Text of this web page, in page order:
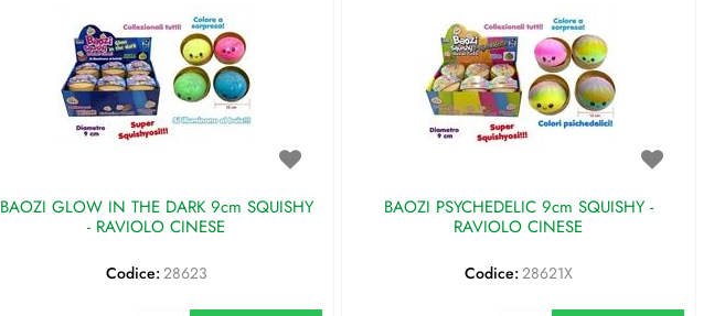
BAOZI GLOW IN THE DARK 9cm SQUISHY
- RAVIOLO CINESE
Codice: 28623
BAOZI PSYCHEDELIC 9cm SQUISHY -
RAVIOLO CINESE
Codice: 28621X